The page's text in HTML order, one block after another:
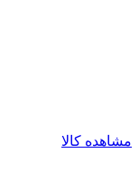
مشاهده کالا